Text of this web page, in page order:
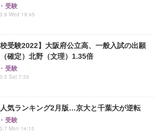
受験
Wed 19:45
校受験2022】大阪府公立高、一般入試の出願
確定）北野（文理）1.35倍
受験
Sat 7:35
気ランキング2月版…京大と千葉大が逆転
受験
Mon 14:15